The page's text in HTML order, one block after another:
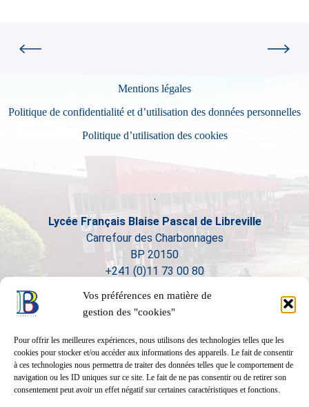
Vos préférences en matière de
gestion des "cookies"
Pour offrir les meilleures expériences, nous utilisons des technologies telles que les
cookies pour stocker et/ou accéder aux informations des appareils. Le fait de consentir
à ces technologies nous permettra de traiter des données telles que le comportement de
navigation ou les ID uniques sur ce site. Le fait de ne pas consentir ou de retirer son
consentement peut avoir un effet négatif sur certaines caractéristiques et fonctions.
Mentions légales
Politique de confidentialité et d’utilisation des données personnelles
Politique d’utilisation des cookies
Lycée Français Blaise Pascal de Libreville
Carrefour des Charbonnages
BP 20150
+241 (0)11 73 00 80